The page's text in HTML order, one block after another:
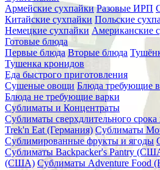
Армейские сухпайки Разовые ИРП
Китайские сухпайки Польские
Немецкие сухпайки Американские
Готовые блюда
Первые блюда Вторые блюда
Тушенка кронидов
Еда быстрого приготовления
Сушеные овощи Блюда требующие
Блюда не требующие варки
Сублиматы и Концентраты
Сублиматы сверхдлительного срока
Trek'n Eat (Германия) Сублиматы
Сублимированные фрукты и ягоды
Сублиматы Backpacker's Pantry
(США) Сублиматы Adventure Food